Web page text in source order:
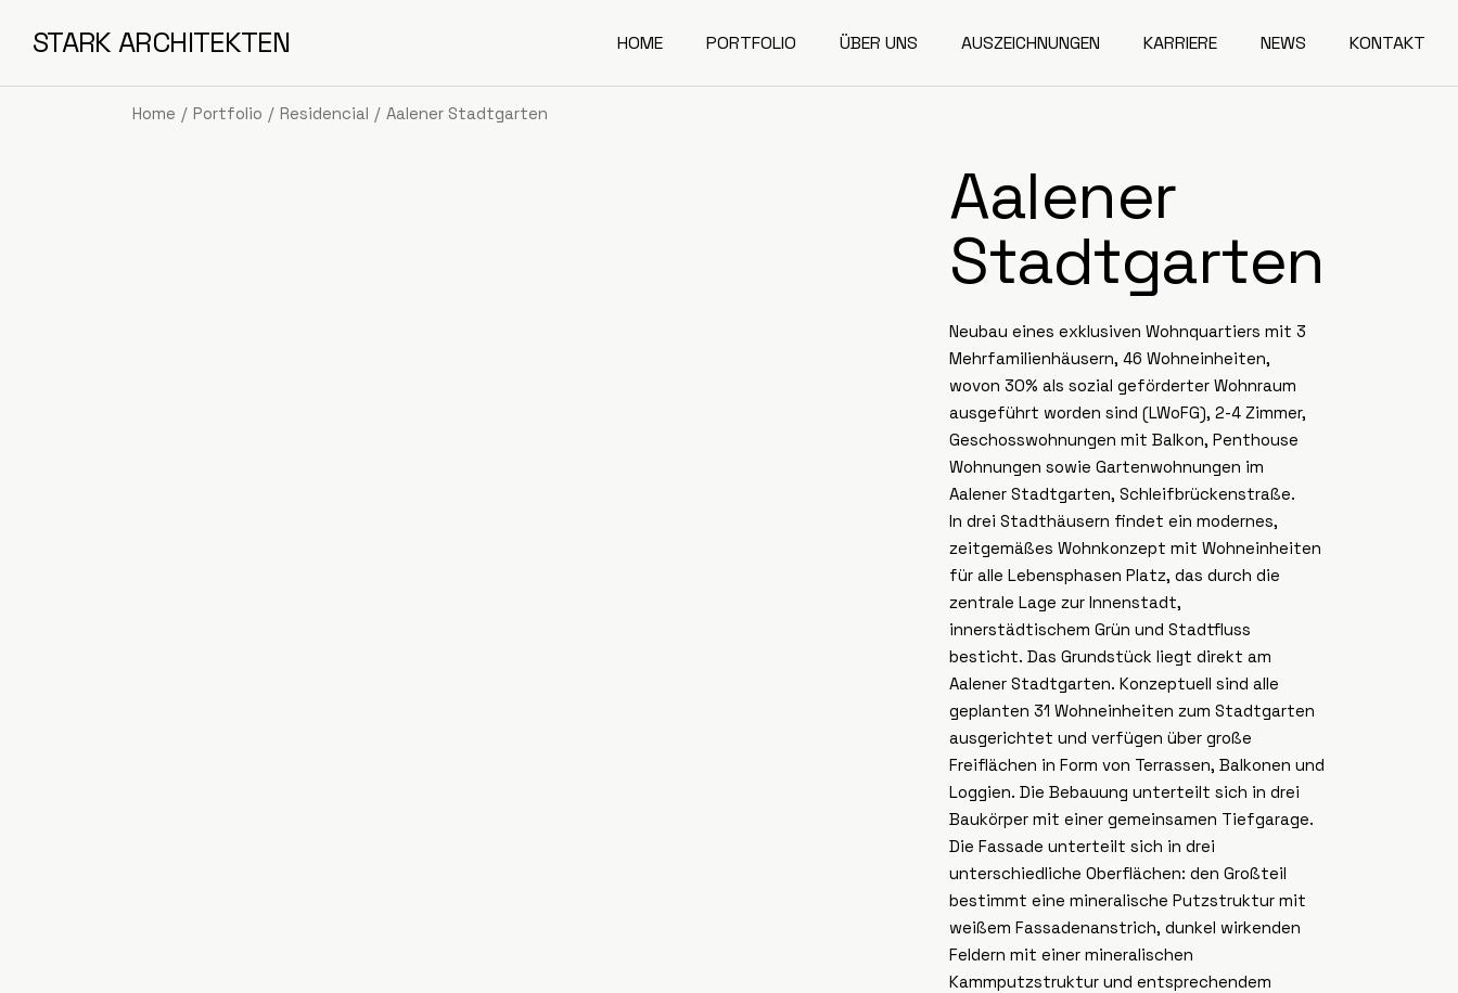
contentSTARK ARCHITEKTEN HOME PORTFOLIO ÜBER UNS AUSZEICHNUNGEN KARRIERE NEWS KONTAKT
Home Portfolio Residencial Aalener Stadtgarten
Aalener
Stadtgarten
Neubau eines exklusiven Wohnquartiers mit 3
Mehrfamilienhäusern, 46 Wohneinheiten,
wovon 30% als sozial geförderter Wohnraum
ausgeführt worden sind (LWoFG), 2-4 Zimmer,
Geschosswohnungen mit Balkon, Penthouse
Wohnungen sowie Gartenwohnungen im
Aalener Stadtgarten, Schleifbrückenstraße.
In drei Stadthäusern findet ein modernes,
zeitgemäßes Wohnkonzept mit Wohneinheiten
für alle Lebensphasen Platz, das durch die
zentrale Lage zur Innenstadt,
innerstädtischem Grün und Stadtfluss
besticht. Das Grundstück liegt direkt am
Aalener Stadtgarten. Konzeptuell sind alle
geplanten 31 Wohneinheiten zum Stadtgarten
ausgerichtet und verfügen über große
Freiflächen in Form von Terrassen, Balkonen und
Loggien. Die Bebauung unterteilt sich in drei
Baukörper mit einer gemeinsamen Tiefgarage.
Die Fassade unterteilt sich in drei
unterschiedliche Oberflächen: den Großteil
bestimmt eine mineralische Putzstruktur mit
weißem Fassadenanstrich, dunkel wirkenden
Feldern mit einer mineralischen
Kammputzstruktur und entsprechendem